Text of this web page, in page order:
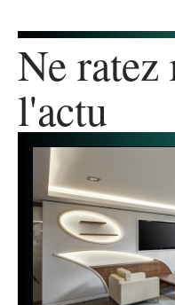
Ne ratez
l'actu